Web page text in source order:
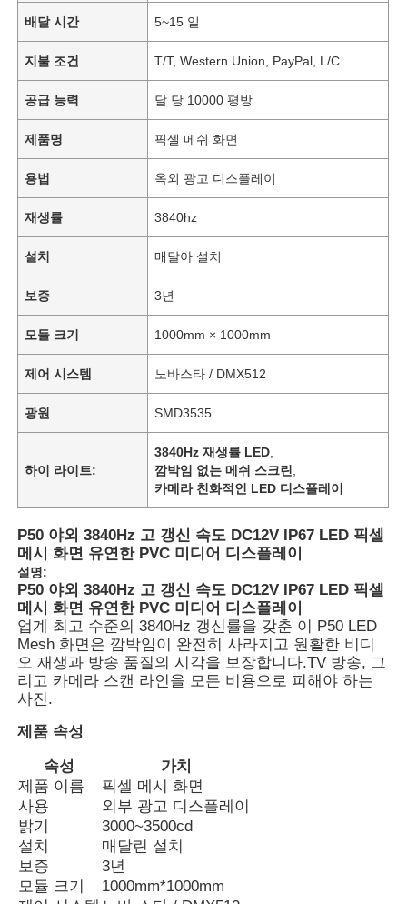
배달 시간 5~15 일
지불 조건 T/T, Western Union, PayPal, L/C.
공급 능력 달 당 10000 평방
제품명 픽셀 메쉬 화면
용법 옥외 광고 디스플레이
재생률 3840hz
설치 매달아 설치
보증 3년
모듈 크기 1000mm × 1000mm
제어 시스템 노바스타 / DMX512
광원 SMD3535
하이 라이트:
3840Hz 재생률 LED
깜박임 없는 메쉬 스크린
카메라 친화적인 LED 디스플레이
P50 야외 3840Hz 고 갱신 속도 DC12V IP67 LED 픽셀
메시 화면 유연한 PVC 미디어 디스플레이
설명:
P50 야외 3840Hz 고 갱신 속도 DC12V IP67 LED 픽셀
메시 화면 유연한 PVC 미디어 디스플레이
업계 최고 수준의 3840Hz 갱신률을 갖춘 이 P50 LED
Mesh 화면은 깜박임이 완전히 사라지고 원활한 비디
오 재생과 방송 품질의 시각을 보장합니다.TV 방송, 그
리고 카메라 스캔 라인을 모든 비용으로 피해야 하는
사진.
제품 속성
속성
가치
제품 이름
픽셀 메시 화면
사용
외부 광고 디스플레이
밝기
3000~3500cd
설치
매달린 설치
보증
3년
모듈 크기
1000mm*1000mm